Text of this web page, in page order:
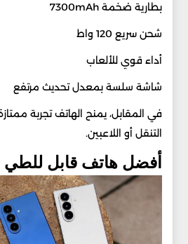
بطارية ضخمة 7300mAh
شحن سريع 120 واط
أداء قوي للألعاب
شاشة سلسة بمعدل تحديث مرتفع
في المقابل، يمنح الهاتف تجربة
التنقل أو اللاعبين.
أفضل هاتف قابل للطي في